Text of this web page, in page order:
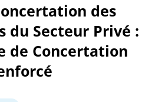
des
du Secteur Privé :
de Concertation